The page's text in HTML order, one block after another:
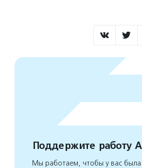
Поддержите работу
Мы работаем, чтобы у вас была